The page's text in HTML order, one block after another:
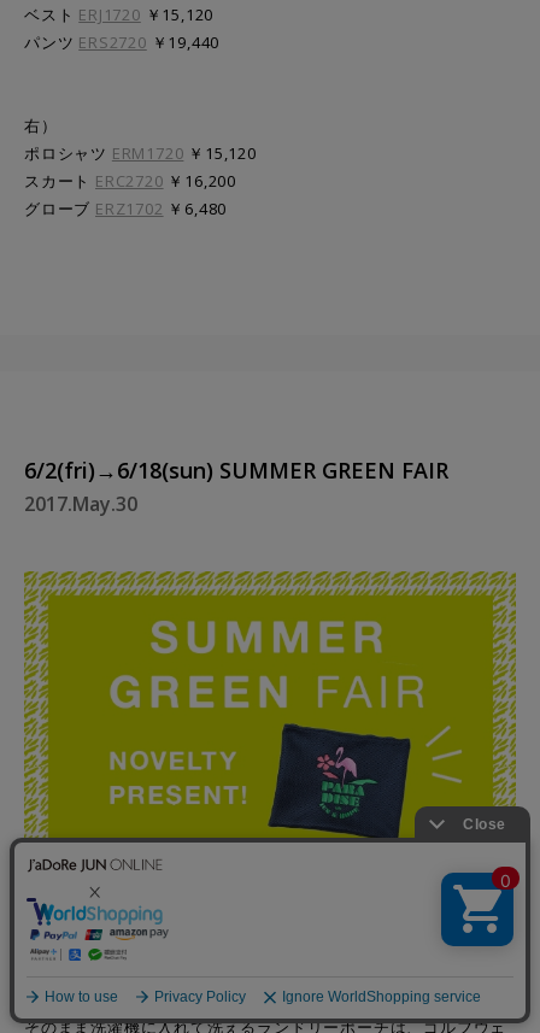
ベスト ERJ1720 ￥15,120
パンツ ERS2720 ￥19,440
右）
ポロシャツ ERM1720 ￥15,120
スカート ERC2720 ￥16,200
グローブ ERZ1702 ￥6,480
6/2(fri)→6/18(sun) SUMMER GREEN FAIR
2017.May.30
ジュン アンド ロペ ショップでは、6/2(金)-6/18(日)の期間中
「SUMMER GREEN FAIR」を開催。
「オリジナルランドリーポーチ」をプレゼント。おうちに帰って
そのまま洗濯機に入れて洗えるランドリーポーチは、ゴルフウェ